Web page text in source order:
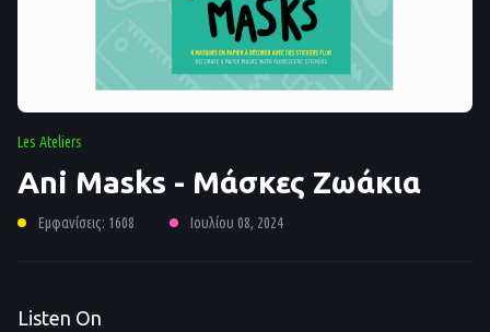
Les Ateliers
Ani Masks - Μάσκες Ζωάκια
Εμφανίσεις: 1608 Ιουλίου 08, 2024
Listen On